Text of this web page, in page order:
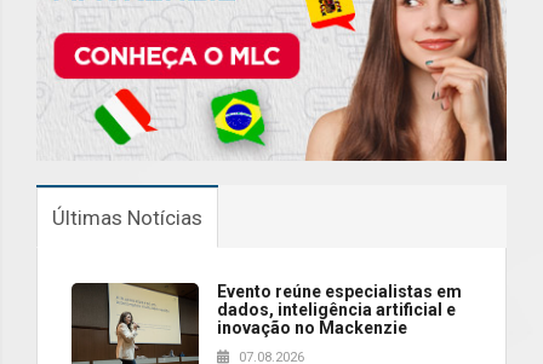
Últimas Notícias
Evento reúne especialistas em
dados, inteligência artificial e
inovação no Mackenzie
07.08.2026